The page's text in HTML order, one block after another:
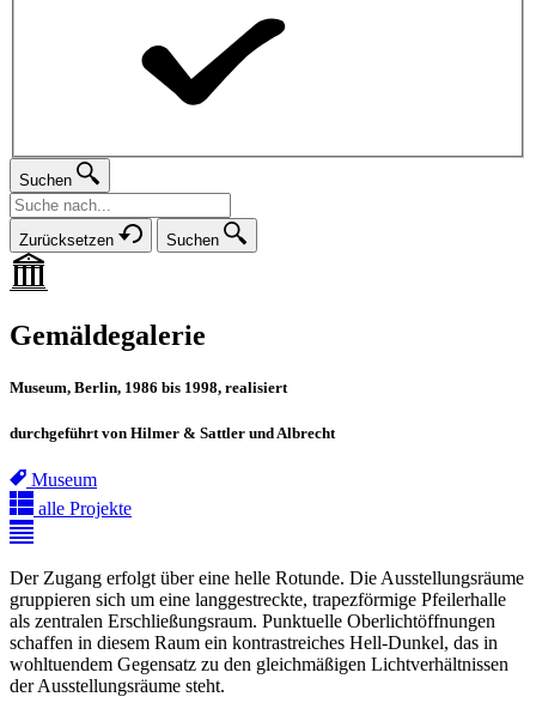
Suchen
Zurücksetzen Suchen
Gemäldegalerie
Museum, Berlin, 1986 bis 1998, realisiert
durchgeführt von Hilmer & Sattler und Albrecht
Museum
alle Projekte
Der Zugang erfolgt über eine helle Rotunde. Die Ausstellungsräume
gruppieren sich um eine langgestreckte, trapezförmige Pfeilerhalle
als zentralen Erschließungsraum. Punktuelle Oberlichtöffnungen
schaffen in diesem Raum ein kontrastreiches Hell-Dunkel, das in
wohltuendem Gegensatz zu den gleichmäßigen Lichtverhältnissen
der Ausstellungsräume steht.